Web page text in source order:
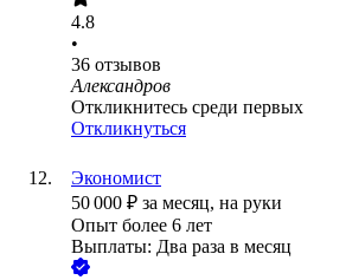
4.8
•
36 отзывов
Александров
Откликнитесь среди первых
Откликнуться
Экономист
50 000 ₽ за месяц, на руки
Опыт более 6 лет
Выплаты: Два раза в месяц